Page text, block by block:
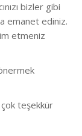
bizler gibi
emanet ediniz.
etmeniz
teşekkür